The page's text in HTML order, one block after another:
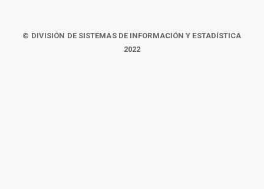
© DIVISIÓN DE SISTEMAS DE INFORMACIÓN Y ESTADÍSTICA
2022